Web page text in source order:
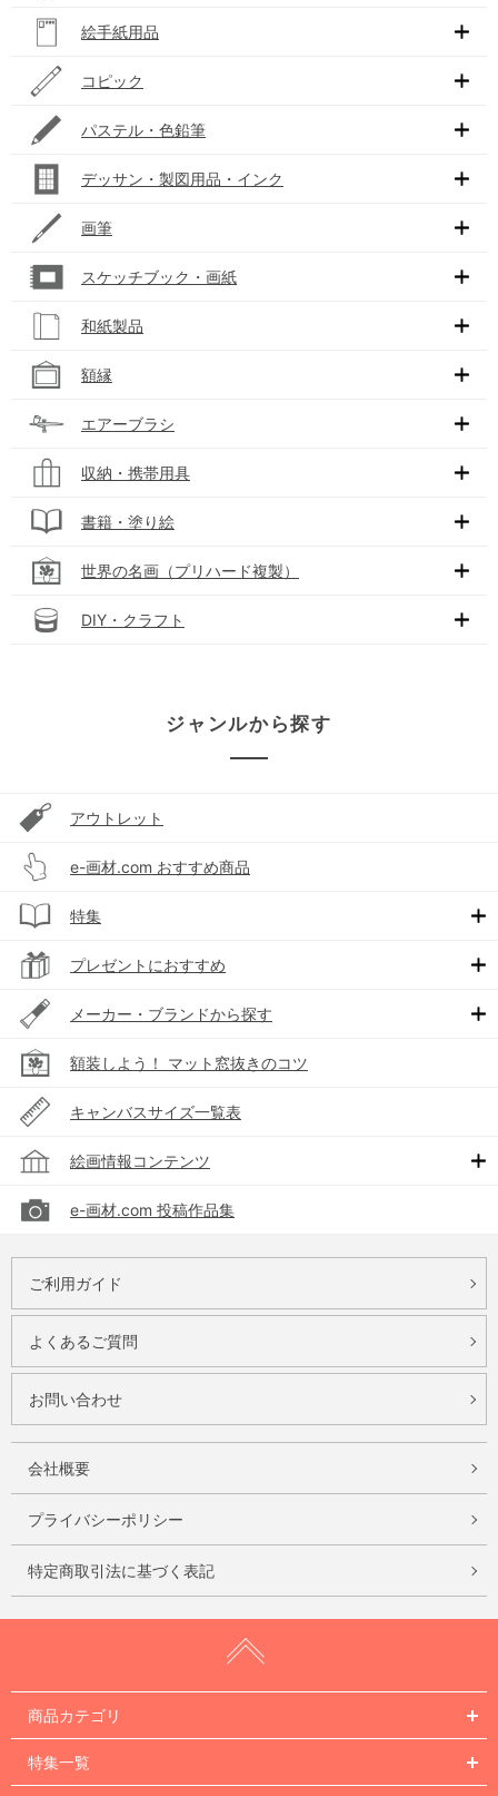
絵手紙用品
コピック
パステル・色鉛筆
デッサン・製図用品・インク
画筆
スケッチブック・画紙
和紙製品
額縁
エアーブラシ
収納・携帯用具
書籍・塗り絵
世界の名画（プリハード複製）
DIY・クラフト
ジャンルから探す
アウトレット
e-画材.com おすすめ商品
特集
プレゼントにおすすめ
メーカー・ブランドから探す
額装しよう！ マット窓抜きのコツ
キャンバスサイズ一覧表
絵画情報コンテンツ
e-画材.com 投稿作品集
ご利用ガイド
よくあるご質問
お問い合わせ
会社概要
プライバシーポリシー
特定商取引法に基づく表記
商品カテゴリ
特集一覧